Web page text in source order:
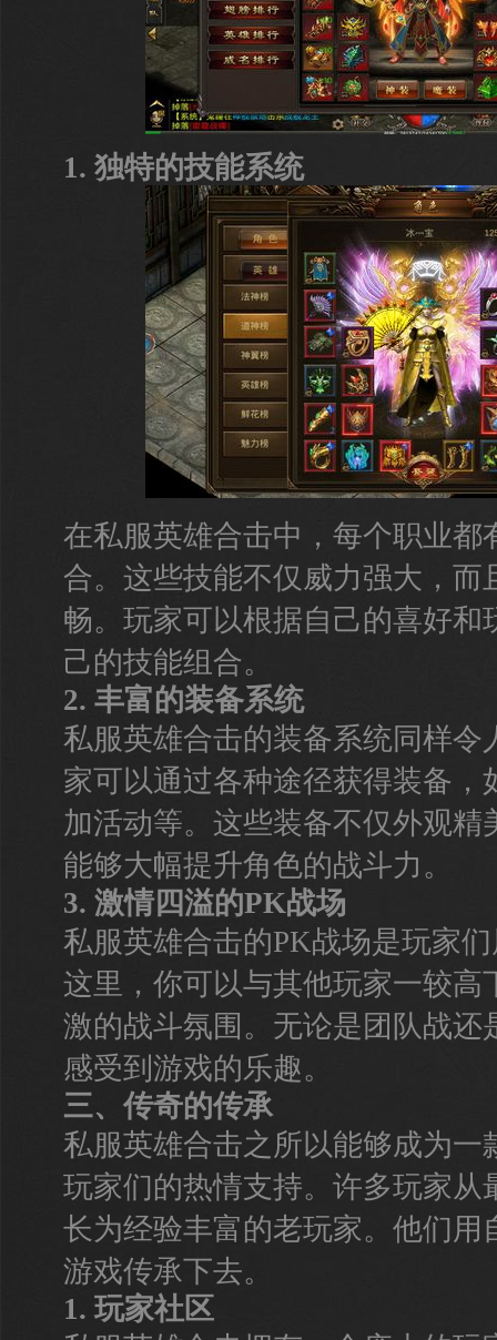
1. 独特的技能系统
在私服英雄合击中，每个职业都
合。这些技能不仅威力强大，而
畅。玩家可以根据自己的喜好和
己的技能组合。
2. 丰富的装备系统
私服英雄合击的装备系统同样令
家可以通过各种途径获得装备，
加活动等。这些装备不仅外观精
能够大幅提升角色的战斗力。
3. 激情四溢的PK战场
私服英雄合击的PK战场是玩家
这里，你可以与其他玩家一较高
激的战斗氛围。无论是团队战还
感受到游戏的乐趣。
三、传奇的传承
私服英雄合击之所以能够成为一
玩家们的热情支持。许多玩家从
长为经验丰富的老玩家。他们用
游戏传承下去。
1. 玩家社区